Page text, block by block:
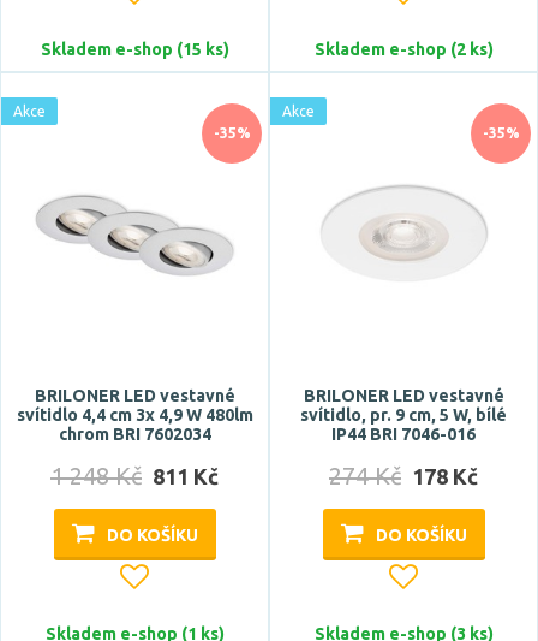
Skladem e-shop (15 ks) Skladem e-shop (2 ks)
-35%
Akce
BRILONER LED vestavné
svítidlo 4,4 cm 3x 4,9 W 480lm
chrom BRI 7602034
1 248 Kč 811 Kč
DO KOŠÍKU
Skladem e-shop (1 ks)
-35%
Akce
BRILONER LED vestavné
svítidlo, pr. 9 cm, 5 W, bílé
IP44 BRI 7046-016
274 Kč 178 Kč
DO KOŠÍKU
Skladem e-shop (3 ks)